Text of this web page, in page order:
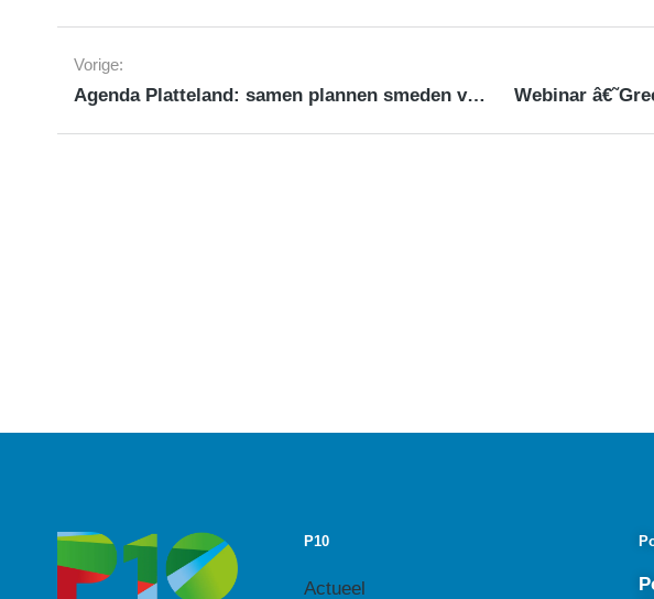
Vorige:
Agenda Platteland: samen plannen smeden voor de grote uitdagingen van Nederland
P10
Actueel